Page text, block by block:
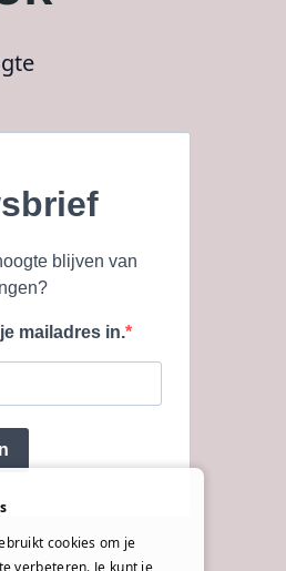
blijven van
mailadres in.
cookies om je
verbeteren. Je kunt je